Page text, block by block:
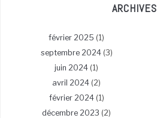
ARCHIVES
février 2025 (1)
septembre 2024(3)
juin 2024 (1)
avril 2024 (2)
février 2024(1)
décembre 2023 (2)